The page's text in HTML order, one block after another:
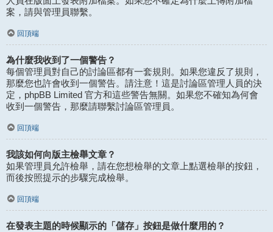
案，請與管理員聯繫。
回頂端
為什麼我收到了一個警告？
每個管理員對自己的討論區都有一套規則。如果您違反了規則，
那麼您也許會收到一個警告。請注意！這是討論區管理人員的決
定，phpBB Limited 官方和這些警告無關。如果您不確知為何會
收到一個警告，那麼請聯繫討論區管理員。
回頂端
我該如何向版主檢舉文章？
如果管理員允許檢舉，請在您想檢舉的文章上點選檢舉的按鈕，
而後按照提示的步驟完成檢舉。
回頂端
在發表主題的時候顯示的「儲存」按鈕是做什麼用的？